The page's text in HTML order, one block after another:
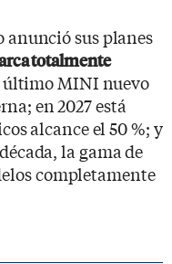
anunció sus planes
totalmente
último MINI nuevo
en 2027 está
alcance el 50 %; y
la gama de
completamente